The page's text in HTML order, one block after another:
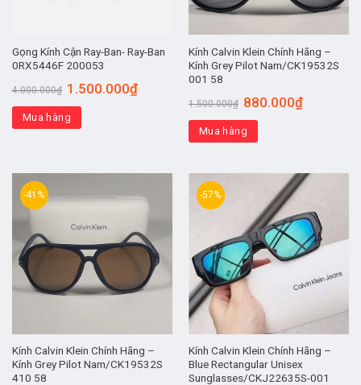
Gọng Kính Cận Ray-Ban- Ray-Ban
0RX5446F 200053
4.000.000₫ 1.500.000₫
Mua hàng
Kính Calvin Klein Chính Hãng –
Kính Grey Pilot Nam/CK19532S
001 58
1.500.000₫ 880.000₫
Mua hàng
-41%
Kính Calvin Klein Chính Hãng –
Kính Grey Pilot Nam/CK19532S
410 58
-57%
Kính Calvin Klein Chính Hãng –
Blue Rectangular Unisex
Sunglasses/CKJ22635S-001